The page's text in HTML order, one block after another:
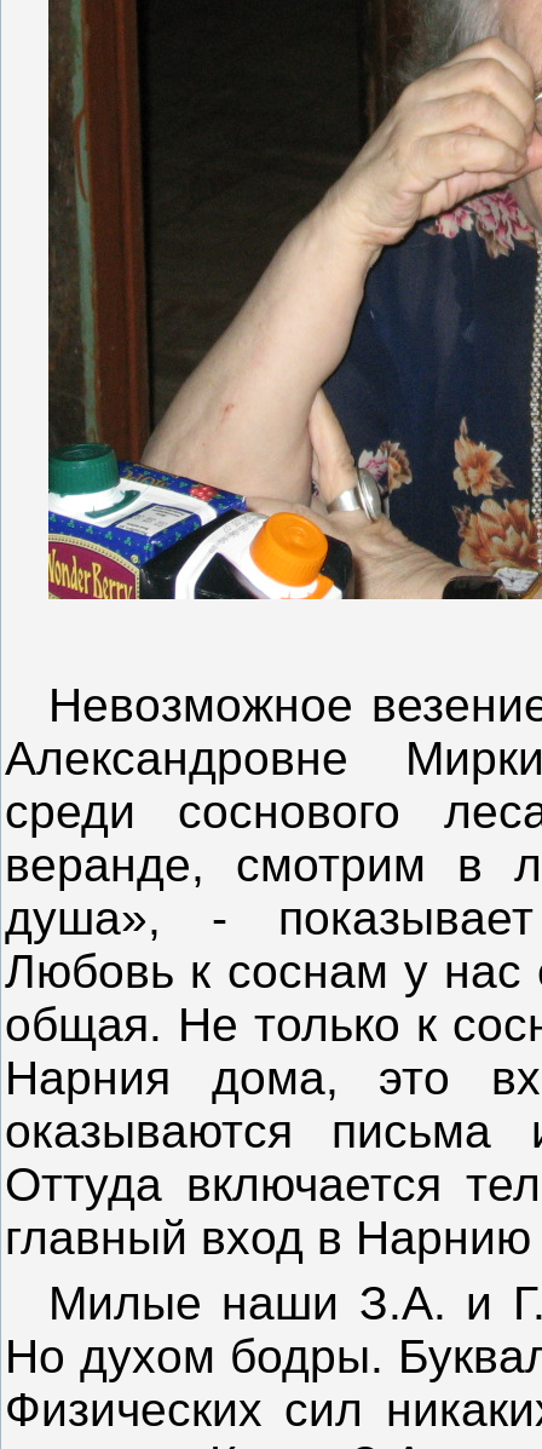
Невозможное
Александровне
среди соснового
веранде, смотрим в
душа», -
Любовь к соснам у нас
общая. Не только к
Нарния дома, это
оказываются
Оттуда включается
главный вход в
Милые наши З.А. и
Но духом бодры.
Физических сил